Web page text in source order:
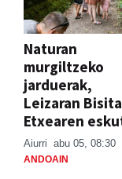
Naturan
murgiltzeko
jarduerak,
Leizaran
Etxearen
Aiurri abu 05, 08:30
ANDOAIN